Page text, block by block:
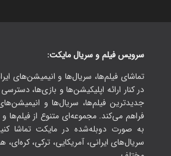
سرویس فیلم و سریال مایکت:
تماشای فیلم‌ها، سریال‌ها و انیمیشن‌های
در کنار ارائه اپلیکیشن‌ها و بازی‌ها،
جدیدترین فیلم‌ها، سریال‌ها و
فراهم می‌کند. مجموعه‌ای متنوع از فیلم‌ها و
به صورت دوبله‌شده در مایکت تماشا
سریال‌های ایرانی، آمریکایی، ترکی،